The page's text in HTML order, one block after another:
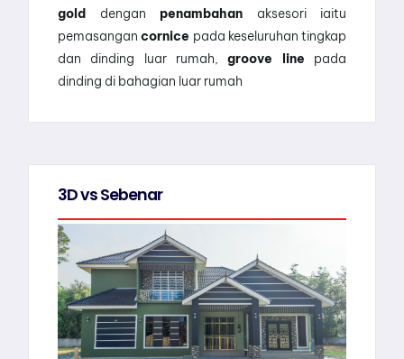
gold dengan penambahan aksesori iaitu
pemasangancornice pada keseluruhan tingkap
dan dinding luar rumah,groove line pada
dinding di bahagian luar rumah
3D vs Sebenar